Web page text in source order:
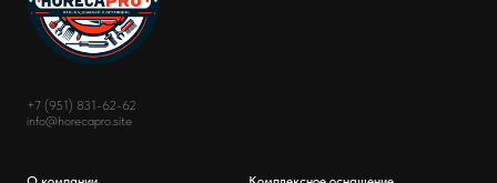
+7 (951) 831-62-62
info@horecapro.site